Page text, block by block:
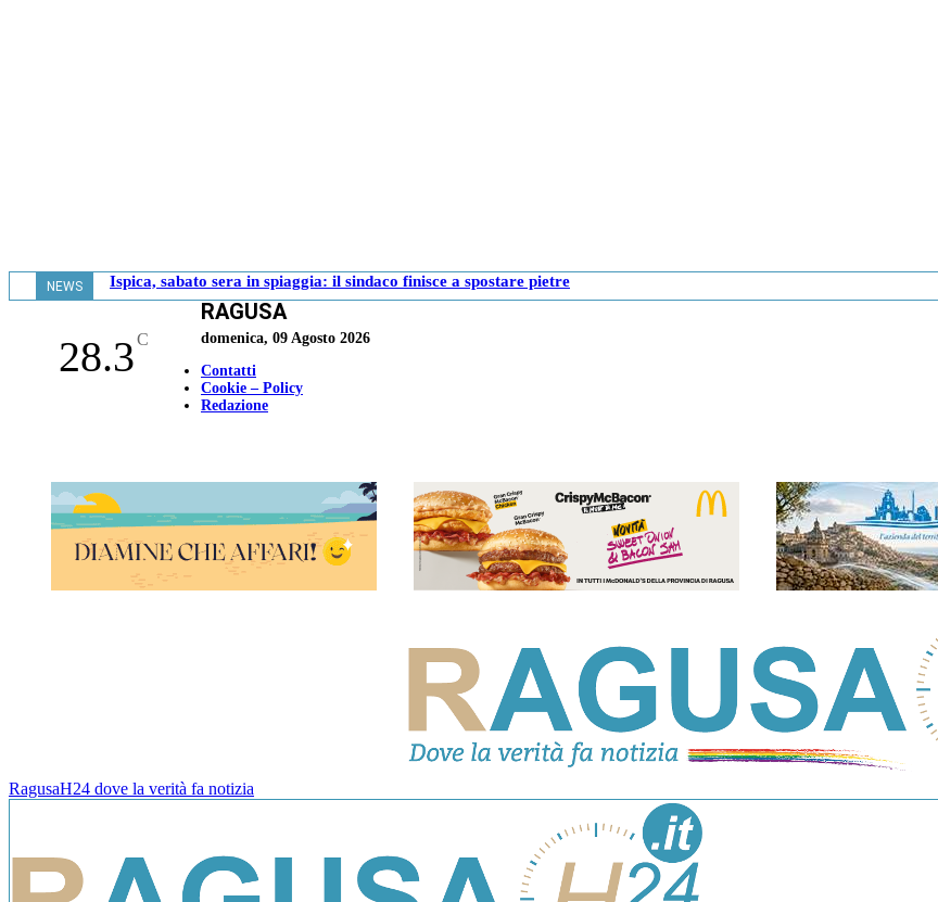
NEWS Ispica, sabato sera in spiaggia: il sindaco finisce a spostare pietre
28.3C
RAGUSA
domenica, 09 Agosto 2026
Contatti
Cookie – Policy
Redazione
RagusaH24 dove la verità fa notizia